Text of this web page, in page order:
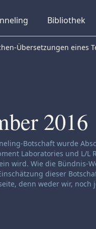
Bibliothek
Übersetzungen eines
2016
Channeling:
Botschaft wurde
Laboratories und L/
wird. Wie die Bündnis-
dieser
denn weder wir,